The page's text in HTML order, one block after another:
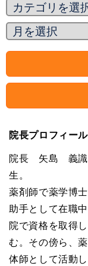
院長プロフィール
院長 矢島 義識
生。
薬剤師で薬学博
助手として在職
院で資格を取得
む。その傍ら、
体師として活動